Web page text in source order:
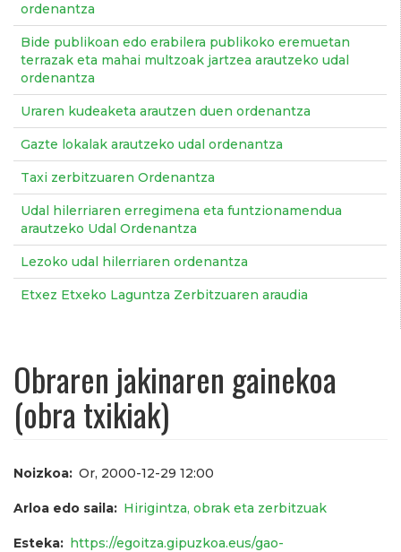
ordenantza
Bide publikoan edo erabilera publikoko eremuetan
terrazak eta mahai multzoak jartzea arautzeko udal
ordenantza
Uraren kudeaketa arautzen duen ordenantza
Gazte lokalak arautzeko udal ordenantza
Taxi zerbitzuaren Ordenantza
Udal hilerriaren erregimena eta funtzionamendua
arautzeko Udal Ordenantza
Lezoko udal hilerriaren ordenantza
Etxez Etxeko Laguntza Zerbitzuaren araudia
Obraren jakinaren gainekoa
(obra txikiak)
Noizkoa Or, 2000-12-29 12:00
Arloa edo saila Hirigintza, obrak eta zerbitzuak
Esteka
https://egoitza.gipuzkoa.eus/gao-